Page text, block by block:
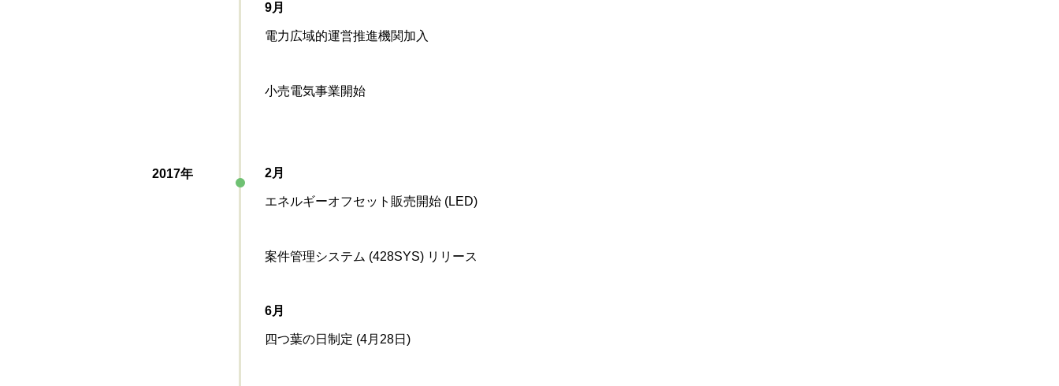
9月
電力広域的運営推進機関加入
小売電気事業開始
2017年 2月
エネルギーオフセット販売開始 (LED)
案件管理システム (428SYS) リリース
6月
四つ葉の日制定 (4月28日)